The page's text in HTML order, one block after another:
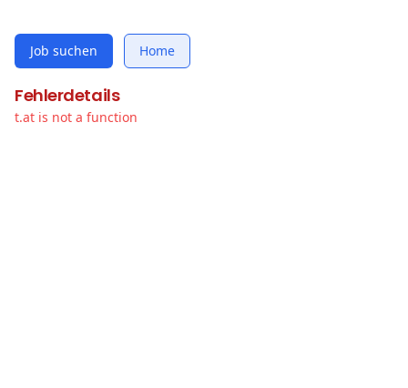
Job suchen Home
Fehlerdetails
t.at is not a function